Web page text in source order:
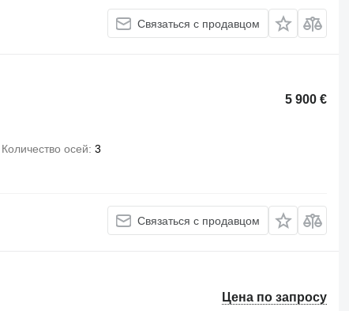
Связаться с продавцом
5 900 €
Количество осей 3
Связаться с продавцом
Цена по запросу